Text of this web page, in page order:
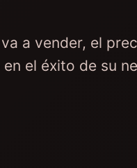
a vender, el
el éxito de su